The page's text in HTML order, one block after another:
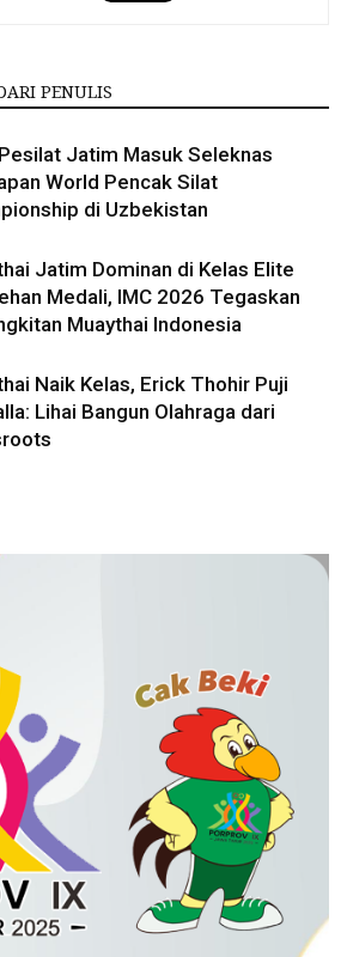
PENULIS
Jatim Masuk Seleknas
World Pencak Silat
di Uzbekistan
Jatim Dominan di Kelas Elite
Medali, IMC 2026 Tegaskan
Muaythai Indonesia
Naik Kelas, Erick Thohir Puji
Lihai Bangun Olahraga dari